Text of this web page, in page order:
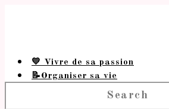
💛 Vivre de sa passion
📝Organiser sa vie